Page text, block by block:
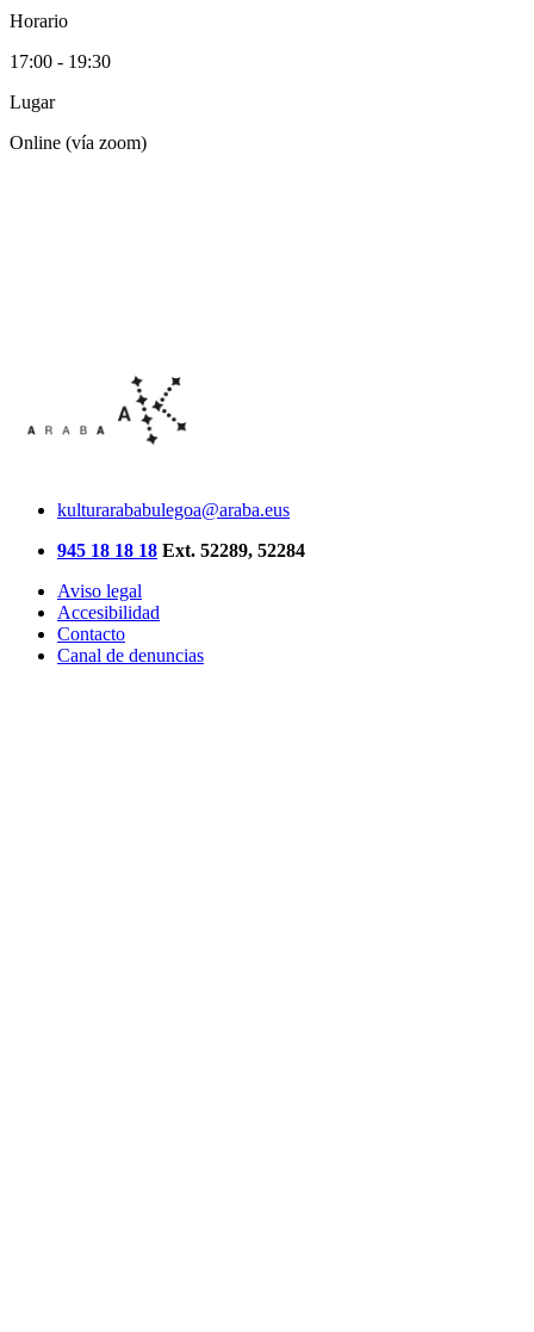
Horario
17:00 - 19:30
Lugar
Online (vía zoom)
kulturarababulegoa@araba.eus
945 18 18 18 Ext. 52289, 52284
Aviso legal
Accesibilidad
Contacto
Canal de denuncias